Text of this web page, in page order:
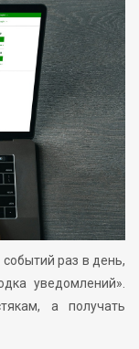
раз в день,
уведомлений».
а получать